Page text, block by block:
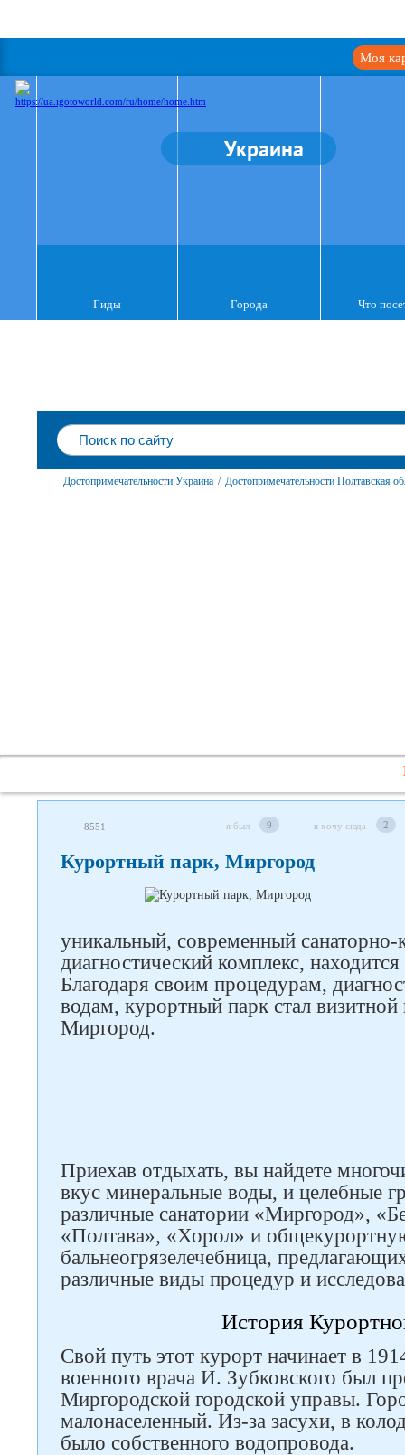
Моя
Украина
Гиды Города Что
Достопримечательности Украина / Достопримечательности Полтавская
8551 я был 9 я хочу сюда 2
Курортный парк, Миргород
уникальный, современный
диагностический комплекс,
Благодаря своим процедурам,
водам, курортный парк стал визитной
Миргород.
Приехав отдыхать, вы найдете
вкус минеральные воды, и целебные
различные санатории «Миргород»,
«Полтава», «Хорол» и
бальнеогрязелечебница,
различные виды процедур и
История
Свой путь этот курорт начинает в
военного врача И. Зубковского был
Миргородской городской управы.
малонаселенный. Из-за засухи, в
было собственного водопровода.